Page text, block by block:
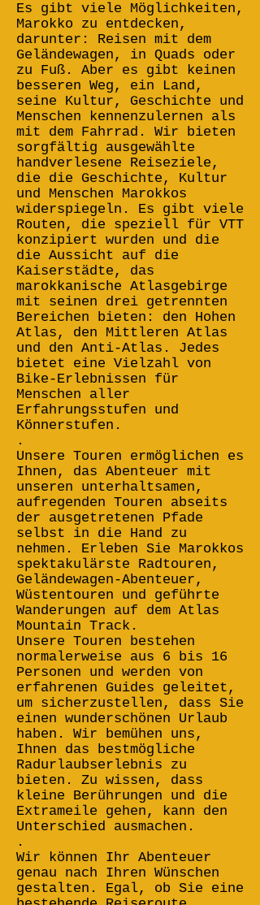
Es gibt viele Möglichkeiten,
Marokko zu entdecken,
darunter: Reisen mit dem
Geländewagen, in Quads oder
zu Fuß. Aber es gibt keinen
besseren Weg, ein Land,
seine Kultur, Geschichte und
Menschen kennenzulernen als
mit dem Fahrrad. Wir bieten
sorgfältig ausgewählte
handverlesene Reiseziele,
die die Geschichte, Kultur
und Menschen Marokkos
widerspiegeln. Es gibt viele
Routen, die speziell für VTT
konzipiert wurden und die
die Aussicht auf die
Kaiserstädte, das
marokkanische Atlasgebirge
mit seinen drei getrennten
Bereichen bieten: den Hohen
Atlas, den Mittleren Atlas
und den Anti-Atlas. Jedes
bietet eine Vielzahl von
Bike-Erlebnissen für
Menschen aller
Erfahrungsstufen und
Könnerstufen.
.
Unsere Touren ermöglichen es
Ihnen, das Abenteuer mit
unseren unterhaltsamen,
aufregenden Touren abseits
der ausgetretenen Pfade
selbst in die Hand zu
nehmen. Erleben Sie Marokkos
spektakulärste Radtouren,
Geländewagen-Abenteuer,
Wüstentouren und geführte
Wanderungen auf dem Atlas
Mountain Track.
Unsere Touren bestehen
normalerweise aus 6 bis 16
Personen und werden von
erfahrenen Guides geleitet,
um sicherzustellen, dass Sie
einen wunderschönen Urlaub
haben. Wir bemühen uns,
Ihnen das bestmögliche
Radurlaubserlebnis zu
bieten. Zu wissen, dass
kleine Berührungen und die
Extrameile gehen, kann den
Unterschied ausmachen.
.
Wir können Ihr Abenteuer
genau nach Ihren Wünschen
gestalten. Egal, ob Sie eine